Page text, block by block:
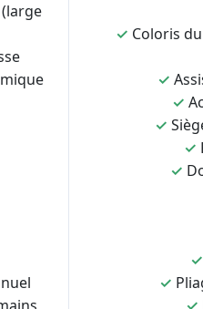
✓ Coloris
✓
✓
✓
✓
✓
✓
✓